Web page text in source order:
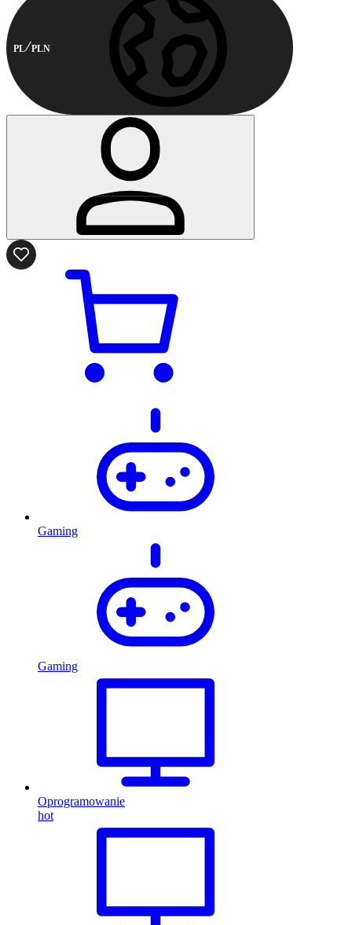
PL PLN
Gaming
Gaming
Oprogramowanie
hot